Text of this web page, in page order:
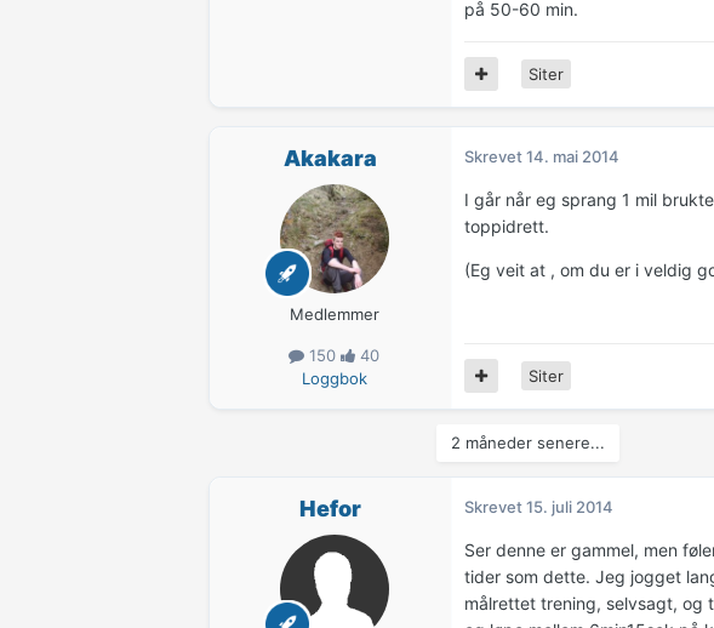
på 50-60 min.
Siter
Akakara
Medlemmer
150
40
Loggbok
Skrevet14. mai 2014
I går når eg sprang 1 mil
toppidrett.
(Eg veit at , om du er i veldig
Siter
2 måneder senere...
Hefor Skrevet15. juli 2014
Ser denne er gammel, men
tider som dette. Jeg jogget
målrettet trening, selvsagt, og